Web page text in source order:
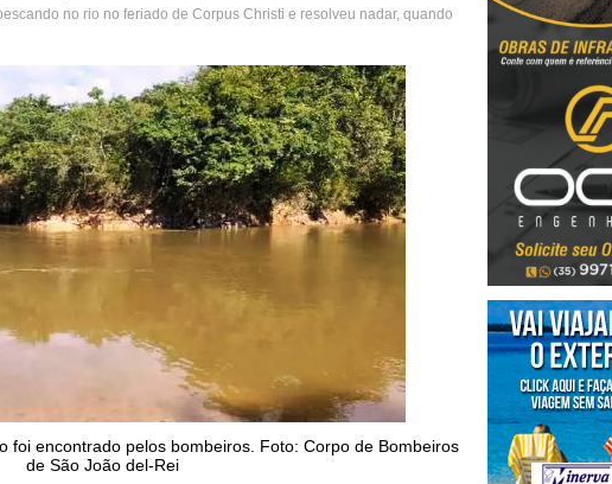
no rio no feriado de Corpus Christi e resolveu nadar, quando
foi encontrado pelos bombeiros. Foto: Corpo de Bombeiros
de São João del-Rei